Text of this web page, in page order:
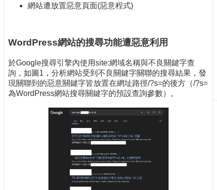
版
物
校
務
網站遭放置惡意頁面(惡意程式)
WordPress網站的搜尋功能遭惡意利用
於Google搜尋引擎內使用site:網域名稱與不良關鍵字查
詢，如圖1，分析網站受到不良關鍵字關聯的搜尋結果，發
現關聯到的惡意關鍵字皆放置在網址路徑/?s=的後方（/?s=
為WordPress網站搜尋關鍵字的預設查詢參數）。